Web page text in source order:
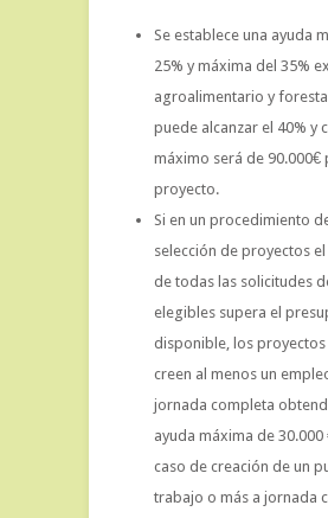
Se establece una ayuda
25% y máxima del 35%
agroalimentario y
puede alcanzar el 40% y
máximo será de 90.000€
proyecto.
Si en un procedimiento
selección de proyectos
de todas las solicitudes
elegibles supera el
disponible, los proyectos
creen al menos un
jornada completa
ayuda máxima de 30.000
caso de creación de un
trabajo o más a jornada